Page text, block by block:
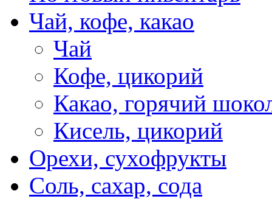
Чай, кофе, какао
Чай
Кофе, цикорий
Какао, горячий
Кисель, цикорий
Орехи, сухофрукты
Соль, сахар, сода